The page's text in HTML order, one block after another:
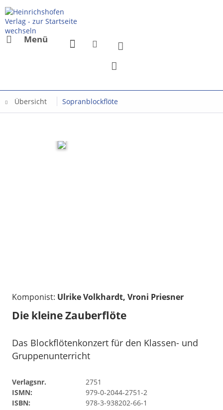
Menü
Übersicht Sopranblockflöte
Komponist: Ulrike Volkhardt, Vroni Priesner
Die kleine Zauberflöte
Das Blockflötenkonzert für den Klassen- und
Gruppenunterricht
Verlagsnr.
2751
ISMN:
979-0-2044-2751-2
ISBN:
978-3-938202-66-1